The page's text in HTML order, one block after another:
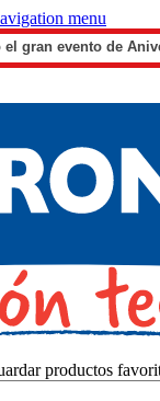
menu
el gran evento de
productos